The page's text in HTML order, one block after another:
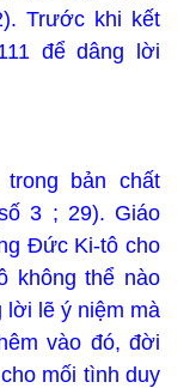
Trước khi kết
để dâng lời
bản chất
3 ; 29). Giáo
Đức Ki-tô cho
không thể nào
lời lẽ ý niệm mà
vào đó, đời
mối tình duy